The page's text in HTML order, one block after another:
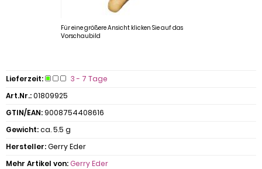
Für eine größere Ansicht klicken Sie auf das
Vorschaubild
Lieferzeit:
3 - 7 Tage
Art.Nr.:01809925
GTIN/EAN: 9008754408616
Gewicht:ca. 5.5 g
Hersteller:Gerry Eder
Mehr Artikel von: Gerry Eder